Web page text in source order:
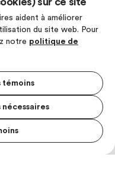
aident à améliorer
du site web. Pour
notre politique de
témoins
MENU